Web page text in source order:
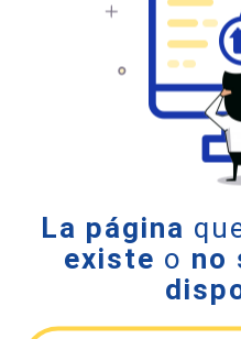
La página
existe o no